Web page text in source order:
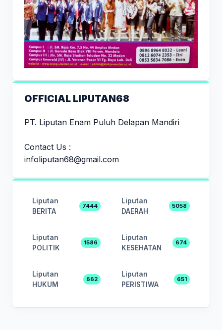
OFFICIAL LIPUTAN68
PT. Liputan Enam Puluh Delapan Mandiri
Contact Us :
infoliputan68@gmail.com
Liputan
BERITA
7444
Liputan
DAERAH
5058
Liputan
POLITIK
1586
Liputan
KESEHATAN
674
Liputan
HUKUM
662
Liputan
PERISTIWA
651